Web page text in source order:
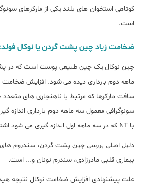
کوتاهی استخوان های بلند یکی از مارکرهای
است.
ضخامت زیاد چین پشت گردن یا نوکال فولد:
چین نوکال یک چین طبیعی پوست است که در
ماهه دوم بارداری دیده می شود. افزایش ضخامت
سافت مارکرها که مرتبط با ناهنجاری های
سونوگرافی معمول سه ماهه دوم بارداری اندازه
با NT که در سه ماهه اول اندازه گیری می شود اشتباه گرفت.
دلیل اصلی بررسی چین پشت گردن، سندروم های
بیماری قلبی مادرزادی، سندرم نونان و... است.
علت پیشنهادی افزایش ضخامت نوکال نتیجه